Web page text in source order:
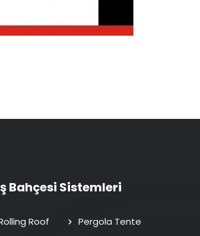
Bahçesi Sistemleri
Roof
Pergola Tente